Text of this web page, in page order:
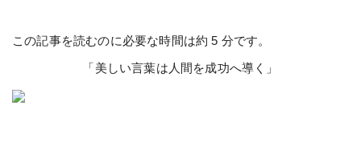
この記事を読むのに必要な時間は約 5 分です。
「美しい言葉は人間を成功へ導く」